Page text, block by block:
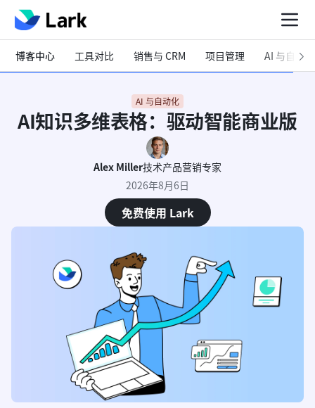
博客中心 工具对比 销售与 CRM 项目管理 AI 与自动化
AI 与自动化
AI知识多维表格：驱动智能商业版
Alex Miller技术产品营销专家
2026年8月6日
免费使用 Lark